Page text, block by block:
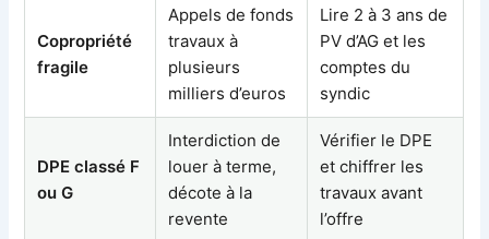
Copropriété
fragile
Appels de fonds
travaux à
plusieurs
milliers d’euros
Lire 2 à 3 ans de
PV d’AG et les
comptes du
syndic
DPE classé F
ou G
Interdiction de
louer à terme,
décote à la
revente
Vérifier le DPE
et chiffrer les
travaux avant
l’offre